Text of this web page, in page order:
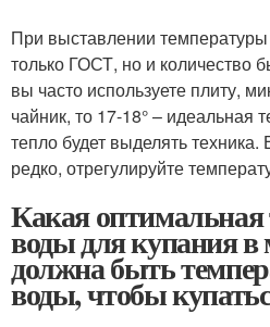
При выставлении
только ГОСТ, но и количество
вы часто используете плиту,
чайник, то 17-18° – идеальная
тепло будет выделять
редко, отрегулируйте
Какая оптимальная
воды для купания в
должна быть
воды, чтобы